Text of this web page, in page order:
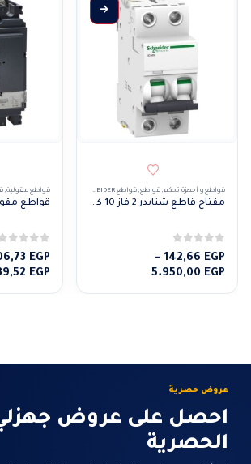
قواطع و أجهزة تحكم, قواطع, قواطع SCHNEIDER
مفتاح قاطع شنايدر 2 فاز 10 كيلو
0من 5
142,66 EGP
–
5.950,00 EGP
نطاق
قواطع مقولبة,
0من 5
EGP
EGP
عروض حصرية
احصل على عروض
الحصرية